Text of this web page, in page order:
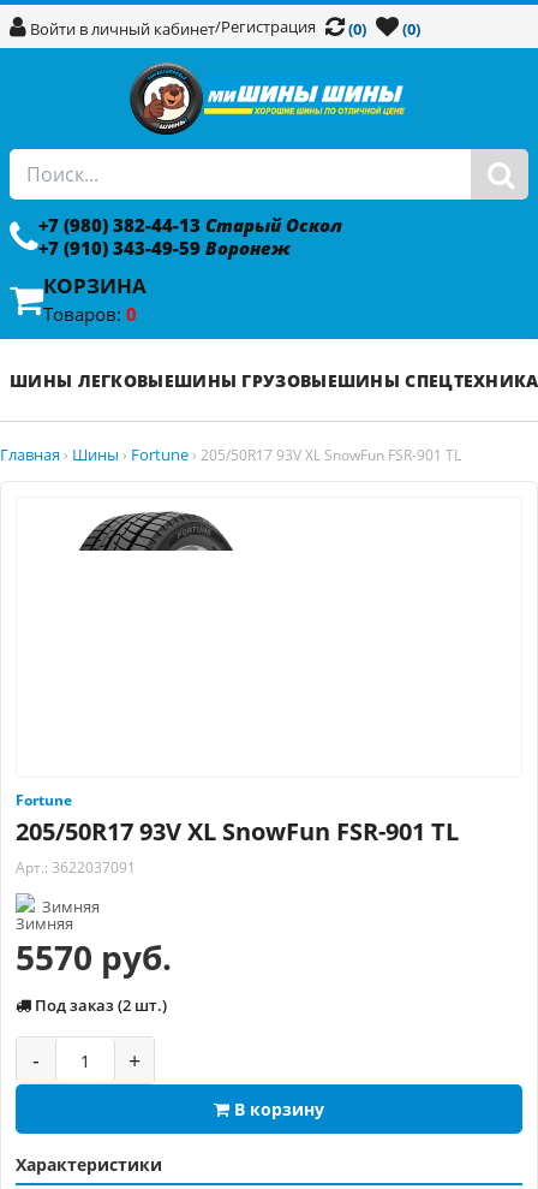
Войти в личный кабинет/Регистрация (0) (0)
+7 (980) 382-44-13 Старый Оскол
+7 (910) 343-49-59 Воронеж
КОРЗИНА
Товаров: 0
ШИНЫ ЛЕГКОВЫЕШИНЫ ГРУЗОВЫЕШИНЫ СПЕЦТЕХНИКА
Главная › Шины › Fortune › 205/50R17 93V XL SnowFun FSR-901 TL
Fortune
205/50R17 93V XL SnowFun FSR-901 TL
Арт.: 3622037091
Зимняя
5570 руб.
Под заказ (2 шт.)
- +
В корзину
Характеристики